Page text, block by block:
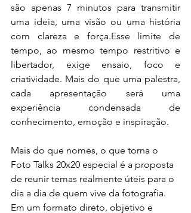
são apenas 7 minutos para transmitir
uma ideia, uma visão ou uma história
com clareza e força.Esse limite de
tempo, ao mesmo tempo restritivo e
libertador, exige ensaio, foco e
criatividade. Mais do que uma palestra,
cada apresentação será uma
experiência condensada de
conhecimento, emoção e inspiração.
Mais do que nomes, o que torna o
Foto Talks 20x20 especial é a proposta
de reunir temas realmente úteis para o
dia a dia de quem vive da fotografia.
Em um formato direto, objetivo e